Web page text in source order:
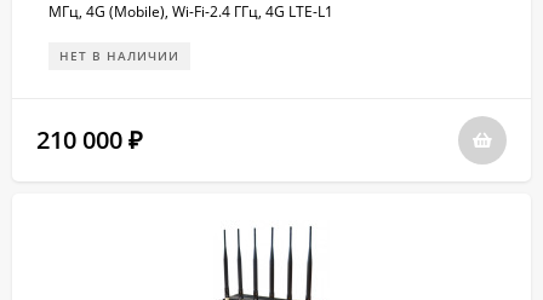
МГц, 4G (Mobile), Wi-Fi-2.4 ГГц, 4G LTE-L1
НЕТ В НАЛИЧИИ
210 000 ₽